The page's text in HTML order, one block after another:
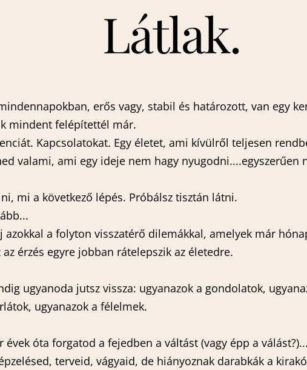
Látlak.
erős vagy, stabil és határozott, van egy
mindent felépítettél már.
Kapcsolatokat. Egy életet, ami kívülről teljesen
valami, ami egy ideje nem hagy nyugodni....egyszerűen
mi a következő lépés. Próbálsz tisztán látni.
azokkal a folyton visszatérő dilemákkal, amelyek már
érzés egyre jobban rátelepszik az életedre.
ugyanoda jutsz vissza: ugyanazok a gondolatok,
ugyanazok a félelmek.
évek óta forgatod a fejedben a váltást (vagy épp a
terveid, vágyaid, de hiányoznak darabkák a